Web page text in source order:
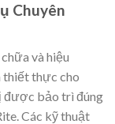
Chuyên
và hiệu
thiết thực cho
được bảo trì đúng
Các kỹ thuật